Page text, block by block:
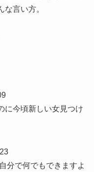
言い方。
に今頃新しい女見つけ
分で何でもできますよ